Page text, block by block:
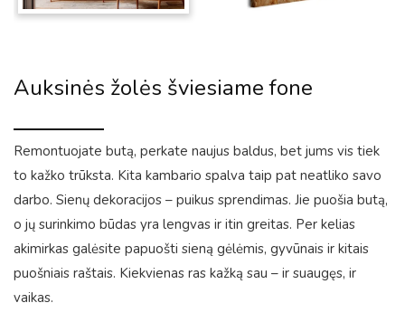
Auksinės žolės šviesiame fone
Remontuojate butą, perkate naujus baldus, bet jums vis tiek
to kažko trūksta. Kita kambario spalva taip pat neatliko savo
darbo. Sienų dekoracijos – puikus sprendimas. Jie puošia butą,
o jų surinkimo būdas yra lengvas ir itin greitas. Per kelias
akimirkas galėsite papuošti sieną gėlėmis, gyvūnais ir kitais
puošniais raštais. Kiekvienas ras kažką sau – ir suaugęs, ir
vaikas.